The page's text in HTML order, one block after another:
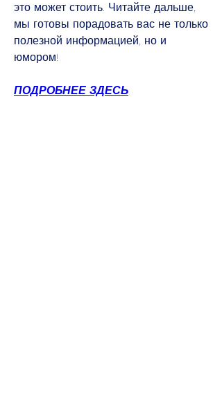
это может стоить. Читайте дальше,
мы готовы порадовать вас не только
полезной информацией, но и
юмором!
ПОДРОБНЕЕ ЗДЕСЬ